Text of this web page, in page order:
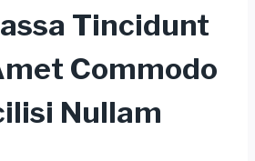
Tincidunt
Commodo
Nullam